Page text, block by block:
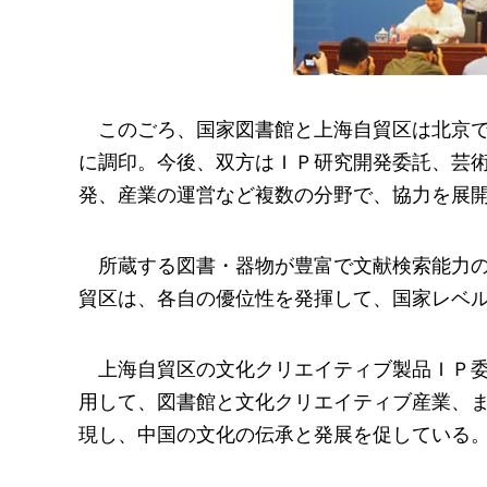
このごろ、国家図書館と上海自貿区は北京
に調印。今後、双方はＩＰ研究開発委託、芸
発、産業の運営など複数の分野で、協力を展
所蔵する図書・器物が豊富で文献検索能力
貿区は、各自の優位性を発揮して、国家レベ
上海自貿区の文化クリエイティブ製品ＩＰ
用して、図書館と文化クリエイティブ産業、
現し、中国の文化の伝承と発展を促している。